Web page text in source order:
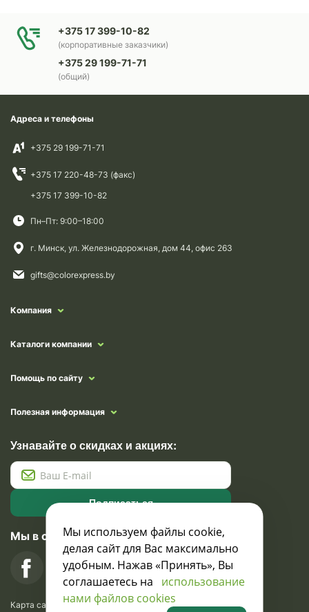
+375 17 399-10-82
(корпоративные заказчики)
+375 29 199-71-71
(общий)
Адреса и телефоны
+375 29 199-71-71
+375 17 220-48-73 (факс)
+375 17 399-10-82
Пн–Пт: 9:00–18:00
г. Минск, ул. Железнодорожная, дом 44, офис 263
gifts@colorexpress.by
Компания
Каталоги компании
Помощь по сайту
Полезная информация
Узнавайте о скидках и акциях:
Подписаться
Мы в социальных сетях
Карта сайта
Мы используем файлы cookie,
делая сайт для Вас максимально
удобным. Нажав «Принять», Вы
соглашаетесь на использование
нами файлов cookies